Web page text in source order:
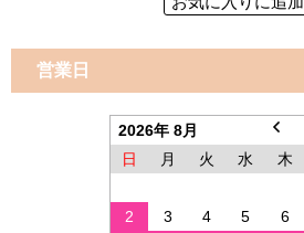
営業日
2026年 8月
日
月 火 水 木
2
3 4 5 6